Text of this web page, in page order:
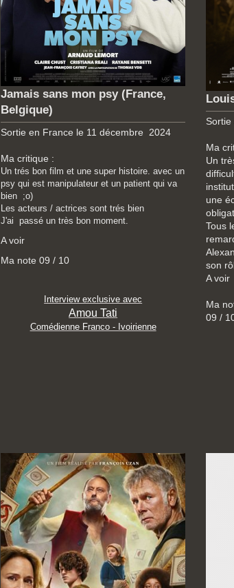
Jamais sans mon psy (France,
Belgique)
Sortie en France le 11 décembre 2024
Ma critique :
Un trés bon film et une super histoire. avec un
psy qui est manipulateur et un patient qui va
bien ;o)
Les acteurs / actrices sont trés bien
J'ai passé un très bon moment.
A voir
Ma note 09 / 10
Interview exclusive avec
Amou Tati
Comédienne Franco - Ivoirienne
Ma
Un
une
Tous
son
A voir
Ma
09 /